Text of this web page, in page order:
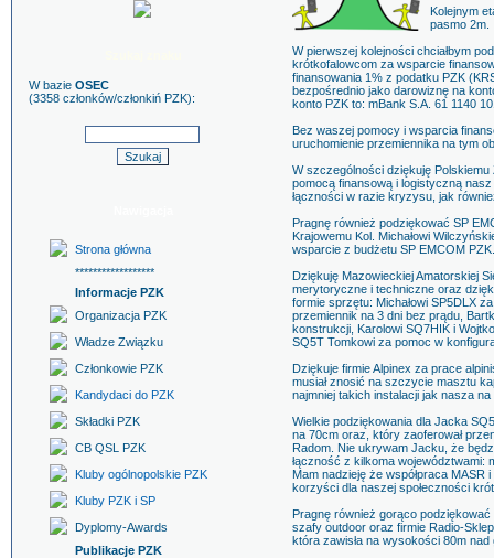
W bazie OSEC
(3358 członków/członkiń PZK):
Strona główna
******************
Informacje PZK
Organizacja PZK
Władze Związku
Członkowie PZK
Kandydaci do PZK
Składki PZK
CB QSL PZK
Kluby ogólnopolskie PZK
Kluby PZK i SP
Dyplomy-Awards
Publikacje PZK
Kolejnym
pasmo 2m.
W pierwszej kolejności chciałbym
krótkofalowcom za wsparcie
finansowania 1% z podatku PZK
bezpośrednio jako darowiznę na
konto PZK to: mBank S.A. 61 1140
Bez waszej pomocy i wsparcia
uruchomienie przemiennika na tym
W szczególności dziękuję
pomocą finansową i logistyczną
łączności w razie kryzysu, jak
Pragnę również podziękować SP
Krajowemu Kol. Michałowi
wsparcie z budżetu SP EMCOM PZK.
Dziękuję Mazowieckiej Amatorskiej
merytoryczne i techniczne oraz
formie sprzętu: Michałowi SP5DLX
przemiennik na 3 dni bez prądu,
konstrukcji, Karolowi SQ7HIK i
SQ5T Tomkowi za pomoc w
Dziękuje firmie Alpinex za prace
musiał znosić na szczycie masztu
najmniej takich instalacji jak nasza
Wielkie podziękowania dla Jacka
na 70cm oraz, który zaoferował
Radom. Nie ukrywam Jacku, że
łączność z kilkoma województwami:
Mam nadzieję że współpraca
korzyści dla naszej społeczności
Pragnę również gorąco
szafy outdoor oraz firmie Radio-
która zawisła na wysokości 80m